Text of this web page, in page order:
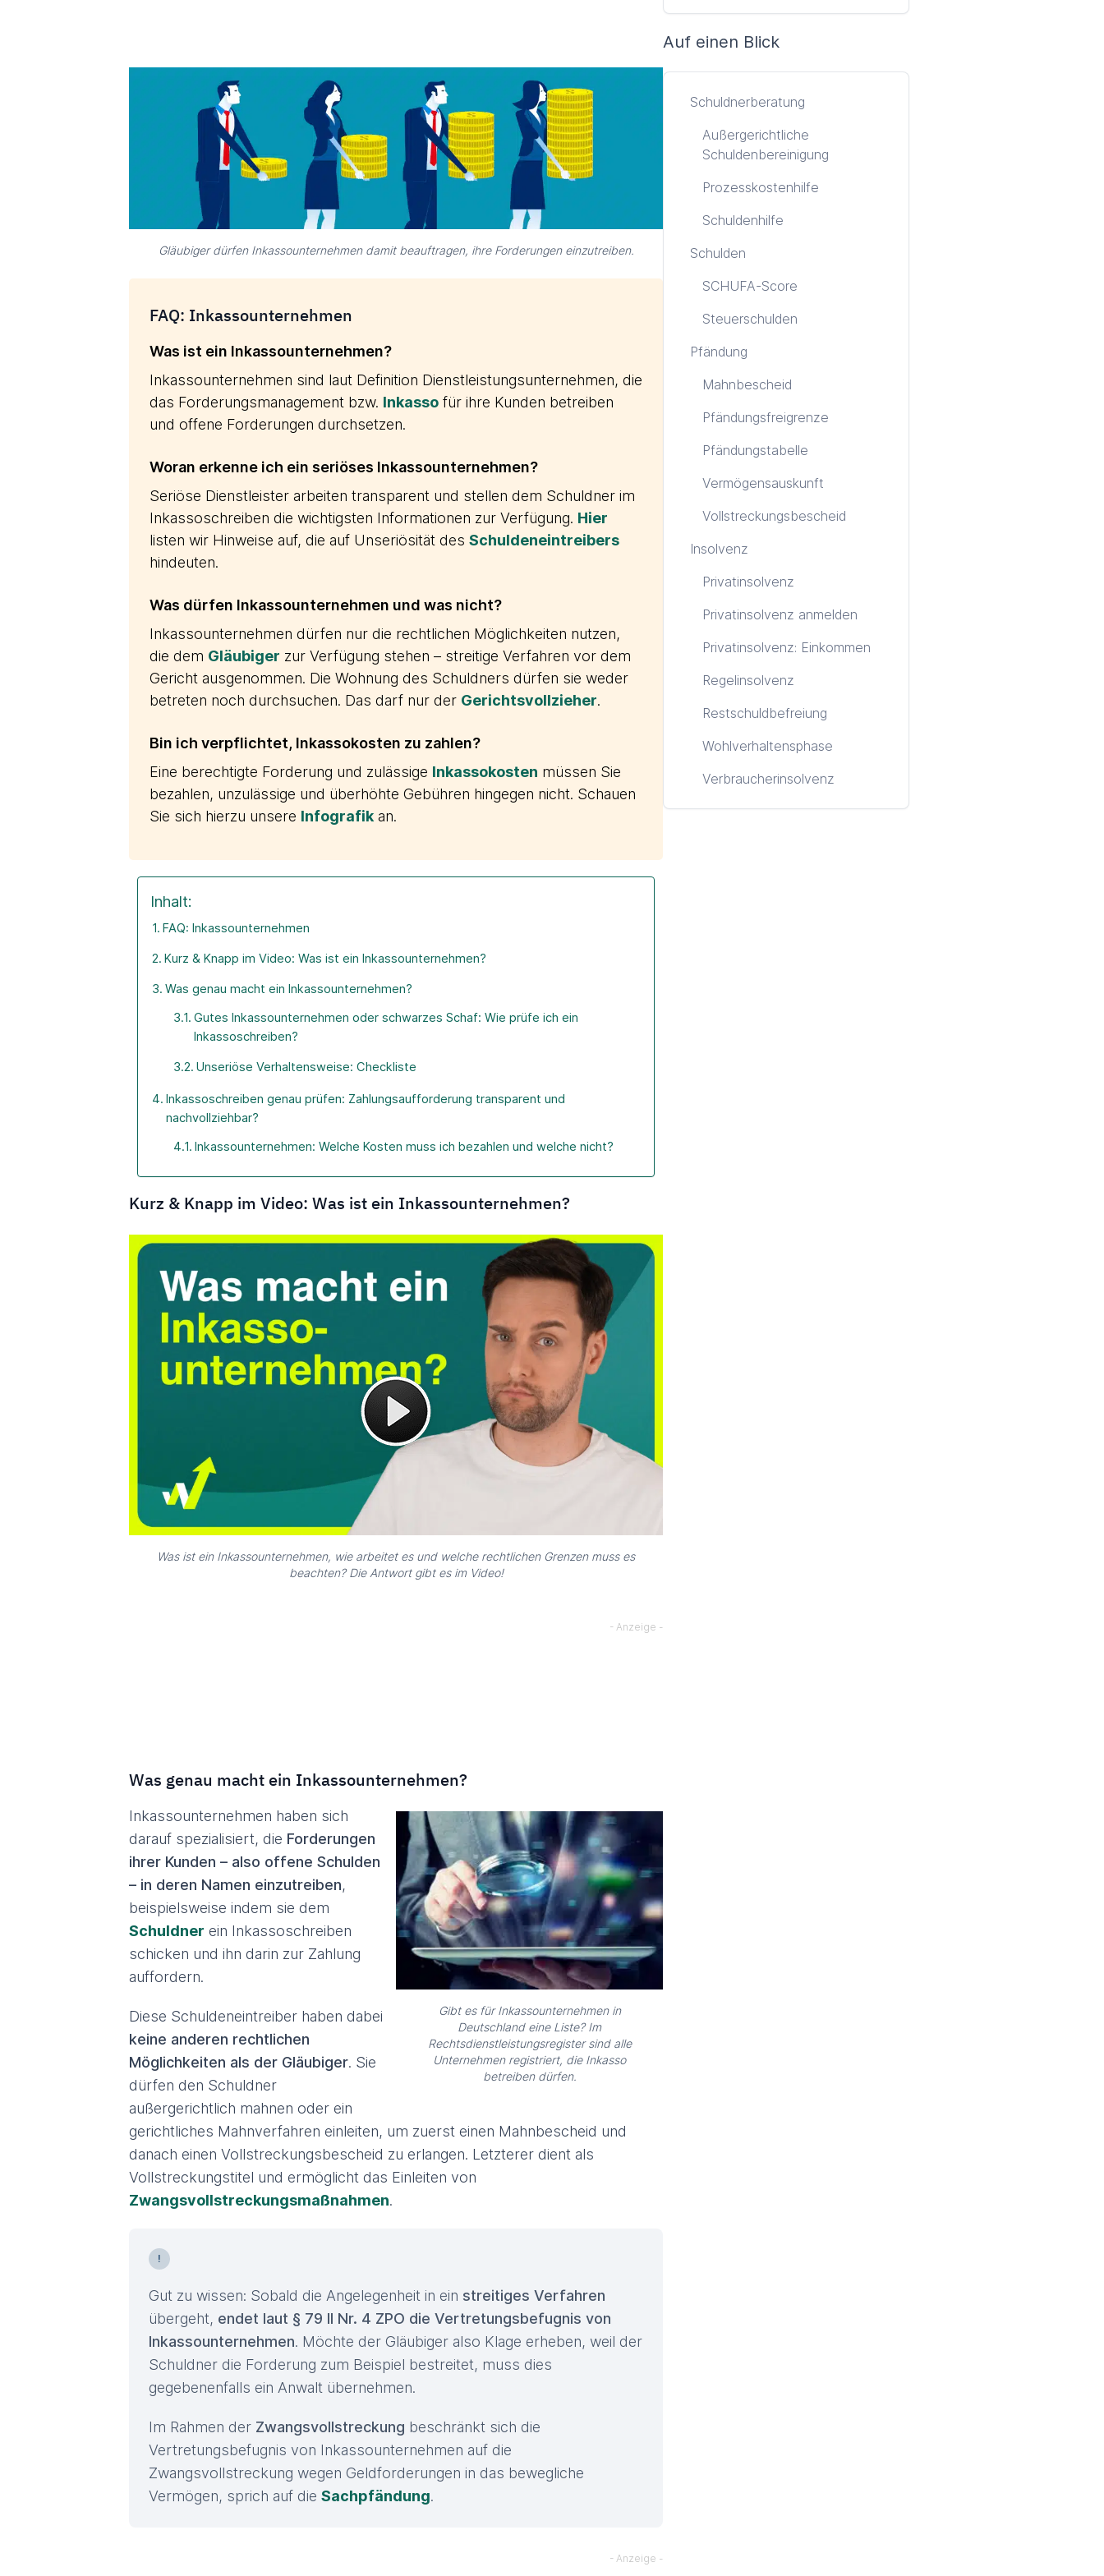
Gläubiger dürfen Inkassounternehmen damit beauftragen, ihre Forderungen einzutreiben.
FAQ: Inkassounternehmen
Was ist ein Inkassounternehmen?
Inkassounternehmen sind laut Definition Dienstleistungsunternehmen, die
das Forderungsmanagement bzw. Inkasso für ihre Kunden betreiben
und offene Forderungen durchsetzen.
Woran erkenne ich ein seriöses Inkassounternehmen?
Seriöse Dienstleister arbeiten transparent und stellen dem Schuldner im
Inkassoschreiben die wichtigsten Informationen zur Verfügung. Hier
listen wir Hinweise auf, die auf Unseriösität des Schuldeneintreibers
hindeuten.
Was dürfen Inkassounternehmen und was nicht?
Inkassounternehmen dürfen nur die rechtlichen Möglichkeiten nutzen,
die dem Gläubiger zur Verfügung stehen – streitige Verfahren vor dem
Gericht ausgenommen. Die Wohnung des Schuldners dürfen sie weder
betreten noch durchsuchen. Das darf nur der Gerichtsvollzieher.
Bin ich verpflichtet, Inkassokosten zu zahlen?
Eine berechtigte Forderung und zulässige Inkassokosten müssen Sie
bezahlen, unzulässige und überhöhte Gebühren hingegen nicht. Schauen
Sie sich hierzu unsere Infografik an.
Inhalt:
FAQ: Inkassounternehmen
Kurz & Knapp im Video: Was ist ein Inkassounternehmen?
Was genau macht ein Inkassounternehmen?
Gutes Inkassounternehmen oder schwarzes Schaf: Wie prüfe ich ein
Inkassoschreiben?
Unseriöse Verhaltensweise: Checkliste
Inkassoschreiben genau prüfen: Zahlungsaufforderung transparent und
nachvollziehbar?
Inkassounternehmen: Welche Kosten muss ich bezahlen und welche nicht?
Kurz & Knapp im Video: Was ist ein Inkassounternehmen?
Was ist ein Inkassounternehmen, wie arbeitet es und welche rechtlichen Grenzen muss es
beachten? Die Antwort gibt es im Video!
Was genau macht ein Inkassounternehmen?
Gibt es für Inkassounternehmen in
Deutschland eine Liste? Im
Rechtsdienstleistungsregister sind alle
Unternehmen registriert, die Inkasso
betreiben dürfen.
Inkassounternehmen haben sich
darauf spezialisiert, die Forderungen
ihrer Kunden – also offene Schulden
– in deren Namen einzutreiben,
beispielsweise indem sie dem
Schuldner ein Inkassoschreiben
schicken und ihn darin zur Zahlung
auffordern.
Diese Schuldeneintreiber haben dabei
keine anderen rechtlichen
Möglichkeiten als der Gläubiger. Sie
dürfen den Schuldner
außergerichtlich mahnen oder ein
gerichtliches Mahnverfahren einleiten, um zuerst einen Mahnbescheid und
danach einen Vollstreckungsbescheid zu erlangen. Letzterer dient als
Vollstreckungstitel und ermöglicht das Einleiten von
Zwangsvollstreckungsmaßnahmen.
Gut zu wissen: Sobald die Angelegenheit in ein streitiges Verfahren
übergeht, endet laut § 79 II Nr. 4 ZPO die Vertretungsbefugnis von
Inkassounternehmen. Möchte der Gläubiger also Klage erheben, weil der
Schuldner die Forderung zum Beispiel bestreitet, muss dies
gegebenenfalls ein Anwalt übernehmen.
Im Rahmen der Zwangsvollstreckung beschränkt sich die
Vertretungsbefugnis von Inkassounternehmen auf die
Zwangsvollstreckung wegen Geldforderungen in das bewegliche
Vermögen, sprich auf die Sachpfändung.
Auf einen Blick
Schuldnerberatung
Außergerichtliche
Schuldenbereinigung
Prozesskostenhilfe
Schuldenhilfe
Schulden
SCHUFA-Score
Steuerschulden
Pfändung
Mahnbescheid
Pfändungsfreigrenze
Pfändungstabelle
Vermögensauskunft
Vollstreckungsbescheid
Insolvenz
Privatinsolvenz
Privatinsolvenz anmelden
Privatinsolvenz: Einkommen
Regelinsolvenz
Restschuldbefreiung
Wohlverhaltensphase
Verbraucherinsolvenz